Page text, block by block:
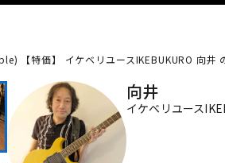
ウクレレ
【特価】
イケベリユースIKEBUKURO 向
向井
イケベリユース